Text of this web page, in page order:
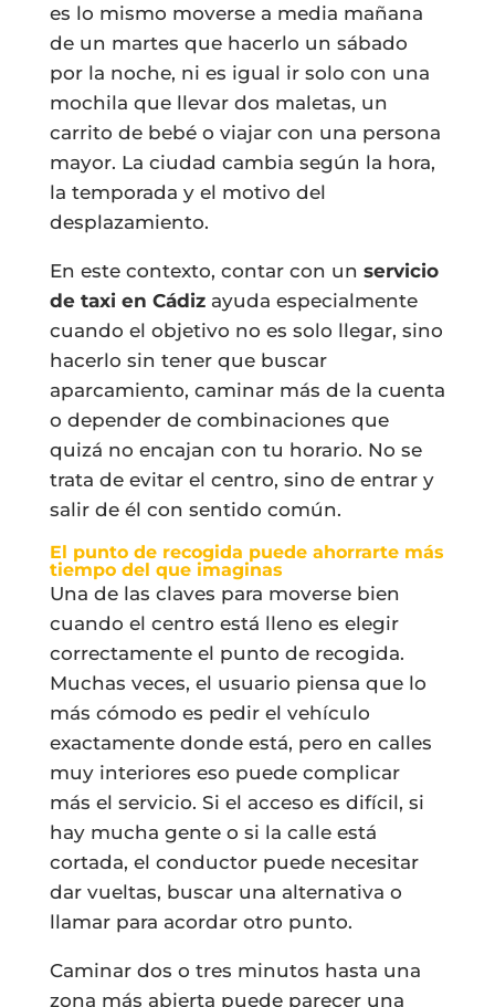
es lo mismo moverse a media mañana
de un martes que hacerlo un sábado
por la noche, ni es igual ir solo con una
mochila que llevar dos maletas, un
carrito de bebé o viajar con una persona
mayor. La ciudad cambia según la hora,
la temporada y el motivo del
desplazamiento.
En este contexto, contar con un servicio
de taxi en Cádizayuda especialmente
cuando el objetivo no es solo llegar, sino
hacerlo sin tener que buscar
aparcamiento, caminar más de la cuenta
o depender de combinaciones que
quizá no encajan con tu horario. No se
trata de evitar el centro, sino de entrar y
salir de él con sentido común.
El punto de recogida puede ahorrarte más
tiempo del que imaginas
Una de las claves para moverse bien
cuando el centro está lleno es elegir
correctamente el punto de recogida.
Muchas veces, el usuario piensa que lo
más cómodo es pedir el vehículo
exactamente donde está, pero en calles
muy interiores eso puede complicar
más el servicio. Si el acceso es difícil, si
hay mucha gente o si la calle está
cortada, el conductor puede necesitar
dar vueltas, buscar una alternativa o
llamar para acordar otro punto.
Caminar dos o tres minutos hasta una
zona más abierta puede parecer una